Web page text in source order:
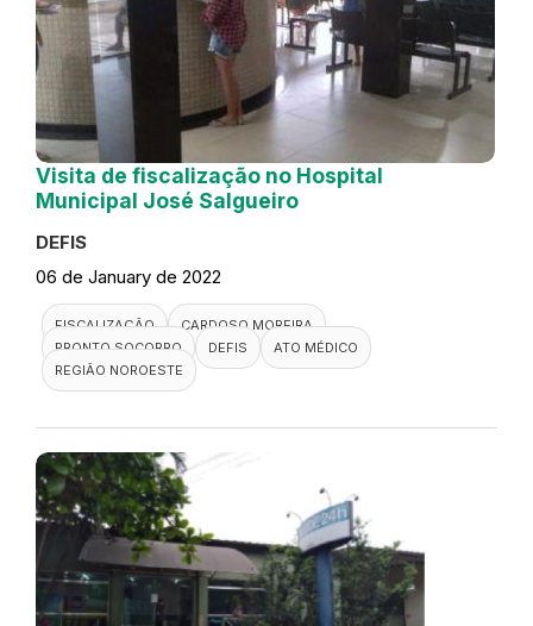
Visita de fiscalização no Hospital
Municipal José Salgueiro
DEFIS
06 de January de 2022
FISCALIZAÇÃO
CARDOSO MOREIRA
PRONTO SOCORRO
DEFIS
ATO MÉDICO
REGIÃO NOROESTE